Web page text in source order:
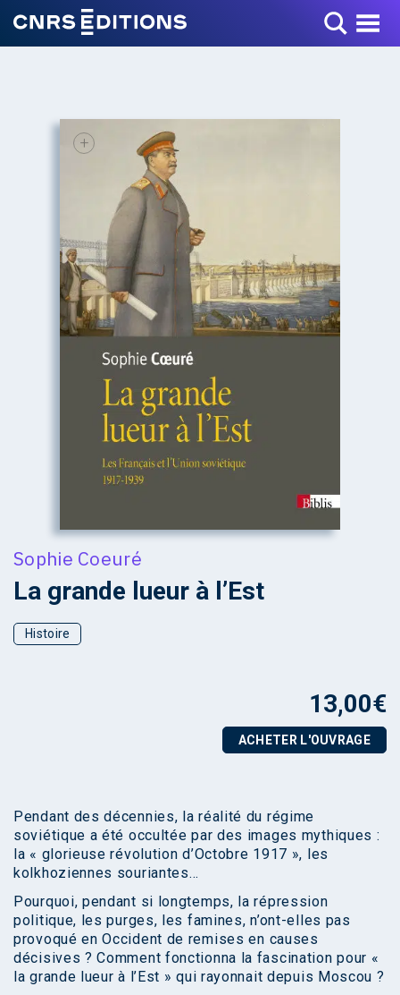
Toggle Menu
+
Sophie Coeuré
La grande lueur à l’Est
Histoire
13,00€
ACHETER L'OUVRAGE
Pendant des décennies, la réalité du régime
soviétique a été occultée par des images mythiques :
la « glorieuse révolution d’Octobre 1917 », les
kolkhoziennes souriantes…
Pourquoi, pendant si longtemps, la répression
politique, les purges, les famines, n’ont-elles pas
provoqué en Occident de remises en causes
décisives ? Comment fonctionna la fascination pour «
la grande lueur à l’Est » qui rayonnait depuis Moscou ?